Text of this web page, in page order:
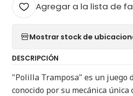
Agregar a la lista de
Mostrar stock de
DESCRIPCIÓN
"Polilla Tramposa" es un juego
conocido por su mecánica única